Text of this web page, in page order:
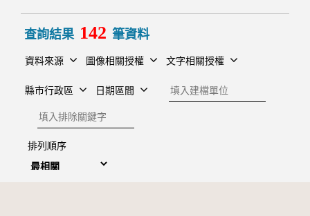
查詢結果 142 筆資料
資料來源 圖像相關授權 文字相關授權
縣市行政區 日期區間
建檔單位
排除關鍵字
排列順序